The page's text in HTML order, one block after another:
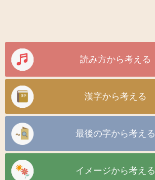
読み方から考える
漢字から考える
最後の字から考える
イメージから考える